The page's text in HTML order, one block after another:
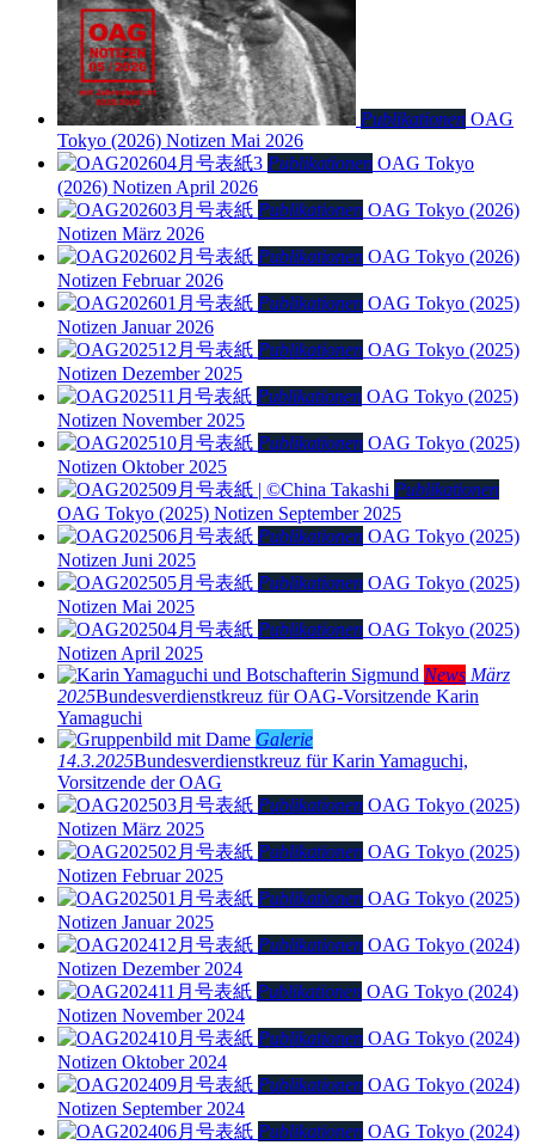
Publikationen OAG
Tokyo (2026) Notizen Mai 2026
Publikationen OAG Tokyo
(2026) Notizen April 2026
Publikationen OAG Tokyo (2026)
Notizen März 2026
Publikationen OAG Tokyo (2026)
Notizen Februar 2026
Publikationen OAG Tokyo (2025)
Notizen Januar 2026
Publikationen OAG Tokyo (2025)
Notizen Dezember 2025
Publikationen OAG Tokyo (2025)
Notizen November 2025
Publikationen OAG Tokyo (2025)
Notizen Oktober 2025
Publikationen
OAG Tokyo (2025) Notizen September 2025
Publikationen OAG Tokyo (2025)
Notizen Juni 2025
Publikationen OAG Tokyo (2025)
Notizen Mai 2025
Publikationen OAG Tokyo (2025)
Notizen April 2025
News März
2025Bundesverdienstkreuz für OAG-Vorsitzende Karin
Yamaguchi
Galerie
14.3.2025Bundesverdienstkreuz für Karin Yamaguchi,
Vorsitzende der OAG
Publikationen OAG Tokyo (2025)
Notizen März 2025
Publikationen OAG Tokyo (2025)
Notizen Februar 2025
Publikationen OAG Tokyo (2025)
Notizen Januar 2025
Publikationen OAG Tokyo (2024)
Notizen Dezember 2024
Publikationen OAG Tokyo (2024)
Notizen November 2024
Publikationen OAG Tokyo (2024)
Notizen Oktober 2024
Publikationen OAG Tokyo (2024)
Notizen September 2024
Publikationen OAG Tokyo (2024)